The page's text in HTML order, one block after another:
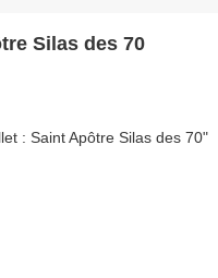
Silas des 70